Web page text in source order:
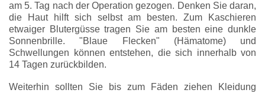
am 5. Tag nach der Operation gezogen. Denken Sie daran,
die Haut hilft sich selbst am besten. Zum Kaschieren
etwaiger Blutergüsse tragen Sie am besten eine dunkle
Sonnenbrille. "Blaue Flecken" (Hämatome) und
Schwellungen können entstehen, die sich innerhalb von
14 Tagen zurückbilden.
Weiterhin sollten Sie bis zum Fäden ziehen Kleidung